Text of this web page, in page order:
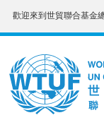
歡迎來到世貿聯合基金